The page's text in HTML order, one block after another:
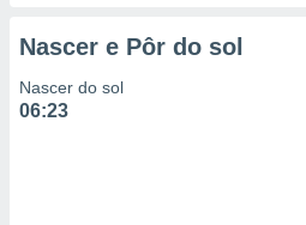
Nascer e Pôr do sol
Nascer do sol
06:23